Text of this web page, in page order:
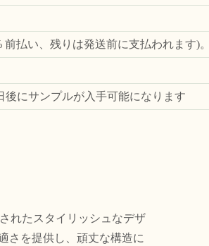
払い、残りは発送前に支払われます)。
後にサンプルが入手可能になります
れたスタイリッシュなデザ
さを提供し、頑丈な構造に